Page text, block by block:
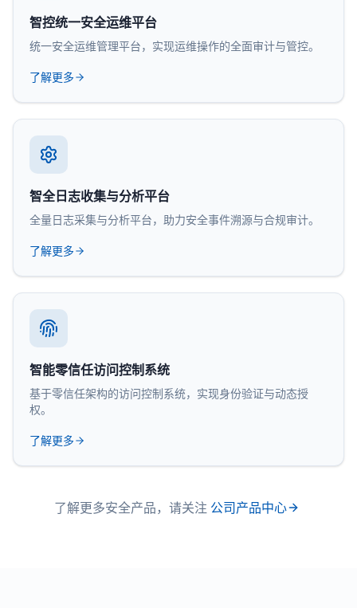
智控统一安全运维平台
统一安全运维管理平台，实现运维操作的全面审计与管控。
了解更多
智全日志收集与分析平台
全量日志采集与分析平台，助力安全事件溯源与合规审计。
了解更多
智能零信任访问控制系统
基于零信任架构的访问控制系统，实现身份验证与动态授
权。
了解更多
了解更多安全产品，请关注 公司产品中心